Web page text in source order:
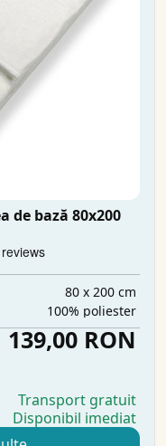
de bază 80x200
80 x 200 cm
100% poliester
139,00 RON
Transport gratuit
Disponibil imediat